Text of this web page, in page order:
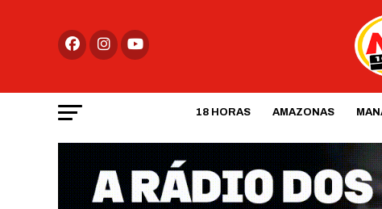
18 HORAS AMAZONAS